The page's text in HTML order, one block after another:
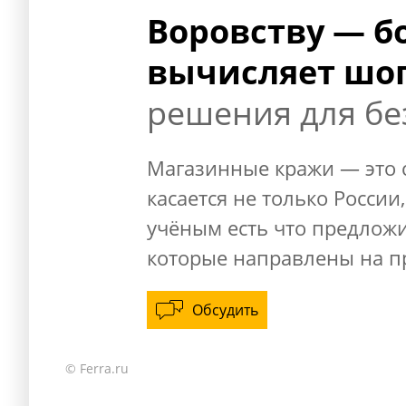
Воровству —
вычисляет
решения для
Магазинные кражи — это
касается не только
учёным есть что
которые направлены на
Обсудить
© Ferra.ru